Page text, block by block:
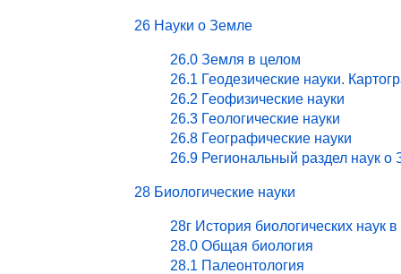
26 Науки о Земле
26.0 Земля в целом
26.1 Геодезические науки.
26.2 Геофизические науки
26.3 Геологические науки
26.8 Географические науки
26.9 Региональный раздел наук о
28 Биологические науки
28г История биологических наук
28.0 Общая биология
28.1 Палеонтология